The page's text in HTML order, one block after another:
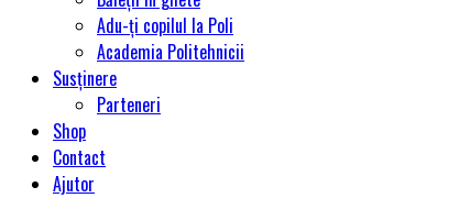
Adu-ți copilul la Poli
Academia Politehnicii
Susținere
Parteneri
Shop
Contact
Ajutor